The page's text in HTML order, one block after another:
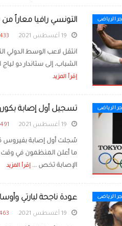
الرياضى التونسي رافيا معاراً
433 مشاهدة
انتقل لاعب الوسط الدولي
الشباب، إلى ستاندار دو
إقرأ المزيد
الرياضى تسجيل أول إصابة
491 مشاهدة
سُجلت أول إصابة بفيروس
ما أعلن المنظمون في وقت
الإصابة تخص ... إقرأ المزيد
الرياضى عودة ناجحة لبارتي
463